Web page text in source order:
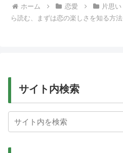
ホーム 恋愛 片思い
ら読む、まずは恋の楽しさを知る方法
サイト内検索